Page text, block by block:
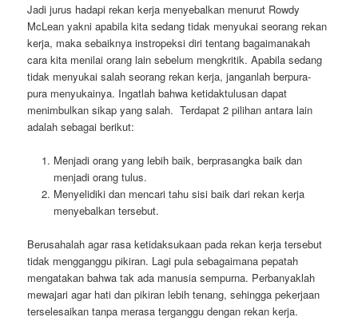
Jadi jurus hadapi rekan kerja menyebalkan menurut Rowdy
McLean yakni apabila kita sedang tidak menyukai seorang rekan
kerja, maka sebaiknya instropeksi diri tentang bagaimanakah
cara kita menilai orang lain sebelum mengkritik. Apabila sedang
tidak menyukai salah seorang rekan kerja, janganlah berpura-
pura menyukainya. Ingatlah bahwa ketidaktulusan dapat
menimbulkan sikap yang salah. Terdapat 2 pilihan antara lain
adalah sebagai berikut:
Menjadi orang yang lebih baik, berprasangka baik dan
menjadi orang tulus.
Menyelidiki dan mencari tahu sisi baik dari rekan kerja
menyebalkan tersebut.
Berusahalah agar rasa ketidaksukaan pada rekan kerja tersebut
tidak mengganggu pikiran. Lagi pula sebagaimana pepatah
mengatakan bahwa tak ada manusia sempurna. Perbanyaklah
mewajari agar hati dan pikiran lebih tenang, sehingga pekerjaan
terselesaikan tanpa merasa terganggu dengan rekan kerja.